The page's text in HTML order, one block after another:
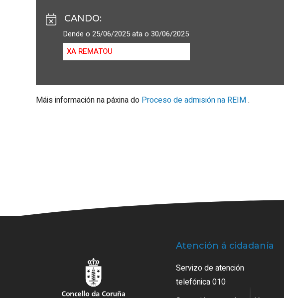
CANDO:
Dende o 25/06/2025 ata o 30/06/2025
XA REMATOU
Máis información na páxina do Proceso de admisión na REIM.
Atención á cidadanía
Servizo de atención
telefónica 010